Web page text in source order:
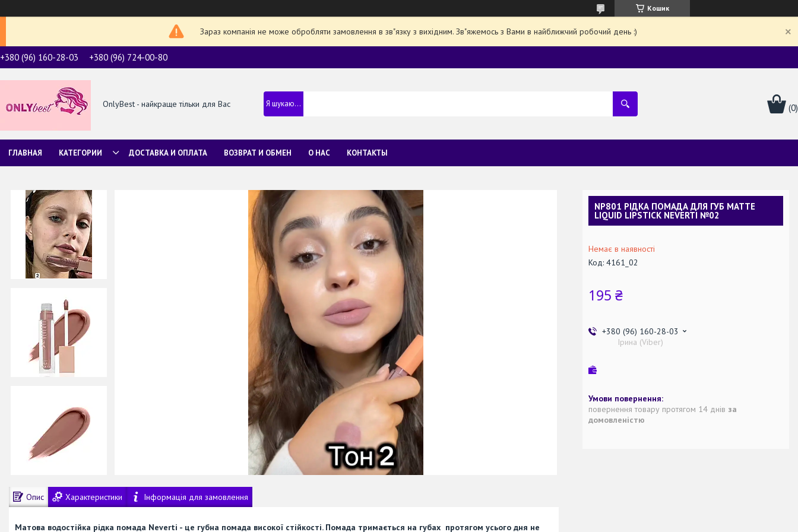
Кошик
Зараз компанія не може обробляти замовлення в зв"язку з вихідним. Зв"яжемось з Вами в найближчий робочий день :)
+380 (96) 160-28-03 +380 (96) 724-00-80
OnlyBest - найкраще тільки для Вас
ГЛАВНАЯ КАТЕГОРИИ ДОСТАВКА И ОПЛАТА ВОЗВРАТ И ОБМЕН О НАС КОНТАКТЫ
Опис Характеристики Інформація для замовлення
Матова водостійка рідка помада Neverti - це губна помада високої стійкості. Помада тримається на губах протягом усього дня не
NP801 РIДКА ПОМАДА ДЛЯ ГУБ MATTE
LIQUID LIPSTICK NEVERTI №02
Немає в наявності
Код: 4161_02
195 ₴
+380 (96) 160-28-03
Ірина (Viber)
повернення товару протягом 14 днів за
домовленістю